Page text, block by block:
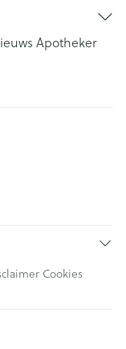
Apotheker
Cookies